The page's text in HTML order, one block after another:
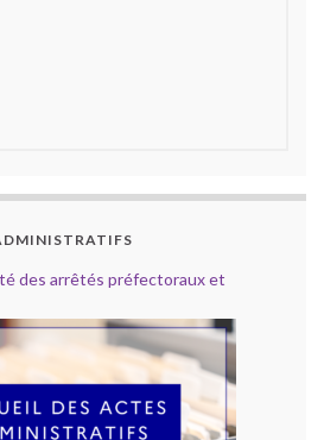
des arrêtés préfectoraux et